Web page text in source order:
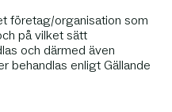
företag/organisation som
på vilket sätt
och därmed även
behandlas enligt Gällande